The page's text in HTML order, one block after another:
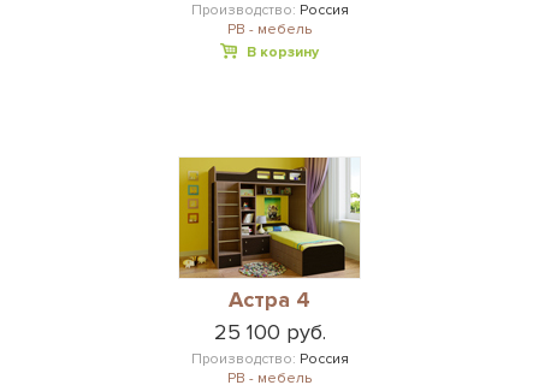
Производство: Россия
РВ - мебель
В корзину
Астра 4
25 100 руб.
Производство: Россия
РВ - мебель